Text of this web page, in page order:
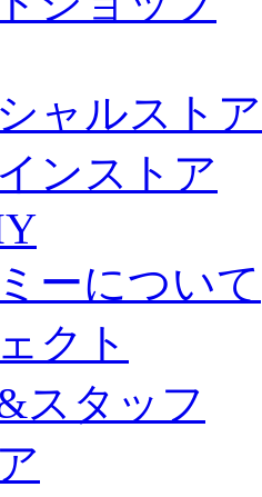
ャルスト
ンストア
ーについて
クト
スタッフ